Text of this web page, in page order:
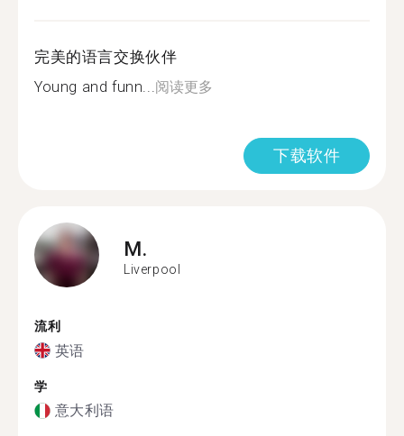
完美的语言交换伙伴
Young and funn...阅读更多
下载软件
M.
Liverpool
流利
英语
学
意大利语